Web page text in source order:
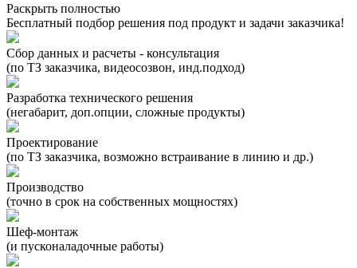
Раскрыть полностью
Бесплатный подбор решения под продукт и задачи заказчика!
Сбор данных и расчеты - консультация
(по ТЗ заказчика, видеосозвон, инд.подход)
Разработка технического решения
(негабарит, доп.опции, сложные продукты)
Проектирование
(по ТЗ заказчика, возможно встраивание в линию и др.)
Производство
(точно в срок на собственных мощностях)
Шеф-монтаж
(и пусконаладочные работы)